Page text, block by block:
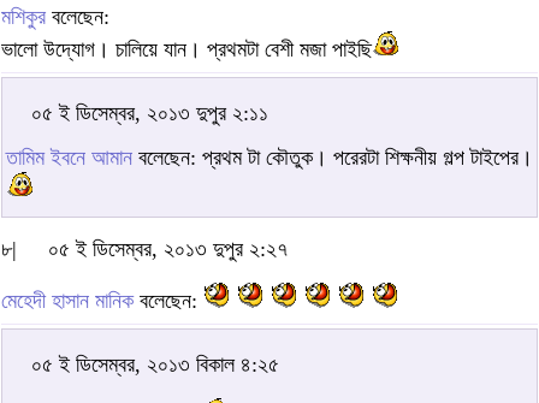
মশিকুর বলেছেন:
ভালো উদ্যোগ। চালিয়ে যান। প্রথমটা বেশী মজা পাইছি
০৫ ই ডিসেম্বর, ২০১৩ দুপুর ২:১১
তামিম ইবনে আমান বলেছেন: প্রথম টা কৌতুক। পরেরটা শিক্ষনীয় গল্প টাইপের।
৮| ০৫ ই ডিসেম্বর, ২০১৩ দুপুর ২:২৭
মেহেদী হাসান মানিকবলেছেন:
০৫ ই ডিসেম্বর, ২০১৩ বিকাল ৪:২৫